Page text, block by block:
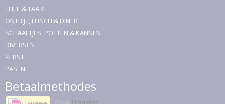
THEE & TAART
ONTBIJT, LUNCH & DINER
SCHAALTJES, POTTEN & KANNEN
DIVERSEN
KERST
PASEN
Betaalmethodes